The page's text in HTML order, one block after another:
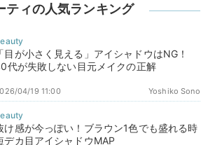
ティの人気ランキング
「目が小さく見える」アイシャドウはNG！
代が失敗しない目元メイクの正解
Yoshiko Sono
04/19 11:00
け感が今っぽい！ブラウン1色でも盛れる時
デカ目アイシャドウMAP